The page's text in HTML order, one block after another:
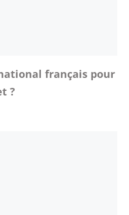
français pour
?